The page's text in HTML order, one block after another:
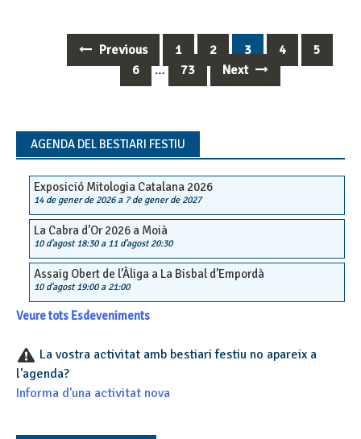
Previous 1 2 3 4
5
6
… 73 Next
AGENDA DEL BESTIARI FESTIU
Exposició Mitologia Catalana 2026
14 de gener de 2026a 7 de gener de 2027
La Cabra d’Or 2026 a Moià
10 d'agost 18:30a 11 d'agost 20:30
Assaig Obert de l’Àliga a La Bisbal d’Empordà
10 d'agost 19:00a 21:00
Veure tots Esdeveniments
La vostra activitat amb bestiari festiu no apareix a
l'agenda?
Informa d'una activitat nova